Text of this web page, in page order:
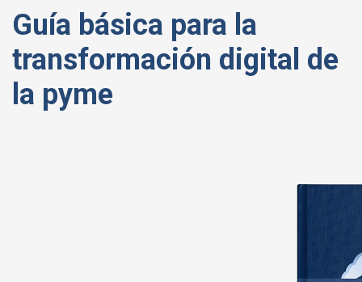
Guía básica para la
transformación digital de
la pyme